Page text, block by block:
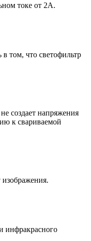
токе от 2А.
в том, что светофильтр
создает напряжения
к свариваемой
изображения.
инфракрасного